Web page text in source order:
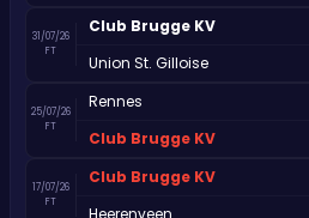
31/07/26
FT
Club Brugge KV
Union St. Gilloise
25/07/26
FT
Rennes
Club Brugge KV
17/07/26
FT
Club Brugge KV
Heerenveen